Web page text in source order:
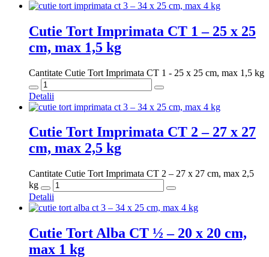
Cutie Tort Imprimata CT 1 – 25 x 25
cm, max 1,5 kg
Cantitate Cutie Tort Imprimata CT 1 - 25 x 25 cm, max 1,5 kg
Detalii
Cutie Tort Imprimata CT 2 – 27 x 27
cm, max 2,5 kg
Cantitate Cutie Tort Imprimata CT 2 – 27 x 27 cm, max 2,5
kg
Detalii
Cutie Tort Alba CT ½ – 20 x 20 cm,
max 1 kg